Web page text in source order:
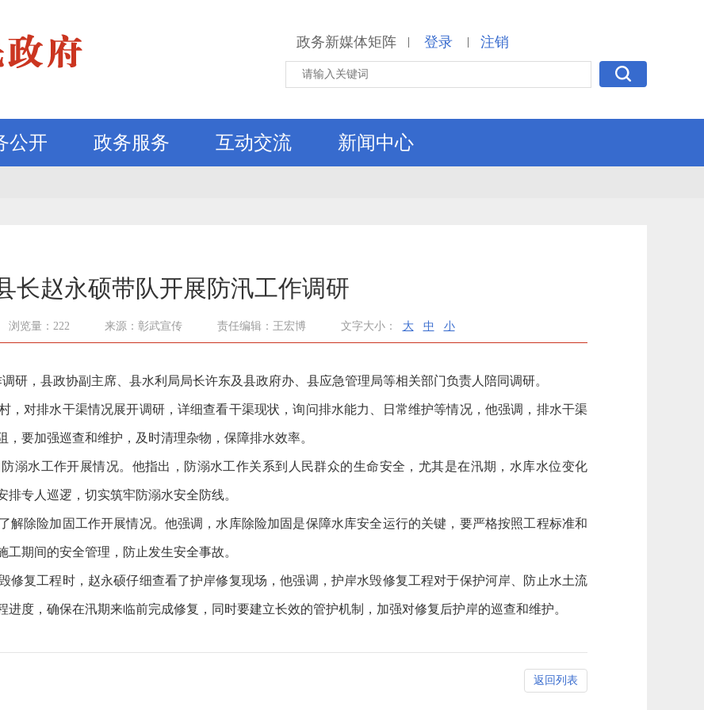
政务新媒体矩阵 | 登录 | 注销
公开 政务服务 互动交流 新闻中心
长赵永硕带队开展防汛工作调研
浏览量：222 来源：彰武宣传 责任编辑：王宏博 文字大小： 大 中 小
研，县政协副主席、县水利局局长许东及县政府办、县应急管理局等相关部门负责人陪同调研。
，对排水干渠情况展开调研，详细查看干渠现状，询问排水能力、日常维护等情况，他强调，排水干渠
要加强巡查和维护，及时清理杂物，保障排水效率。
溺水工作开展情况。他指出，防溺水工作关系到人民群众的生命安全，尤其是在汛期，水库水位变化
专人巡逻，切实筑牢防溺水安全防线。
解除险加固工作开展情况。他强调，水库除险加固是保障水库安全运行的关键，要严格按照工程标准和
期间的安全管理，防止发生安全事故。
修复工程时，赵永硕仔细查看了护岸修复现场，他强调，护岸水毁修复工程对于保护河岸、防止水土流
度，确保在汛期来临前完成修复，同时要建立长效的管护机制，加强对修复后护岸的巡查和维护。
返回列表